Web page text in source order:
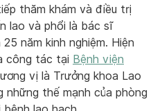
thăm khám và điều trị
lao và phổi là bác sĩ
năm kinh nghiệm. Hiện
công tác tại Bệnh viện
vị là Trưởng khoa Lao
thế mạnh của phòng